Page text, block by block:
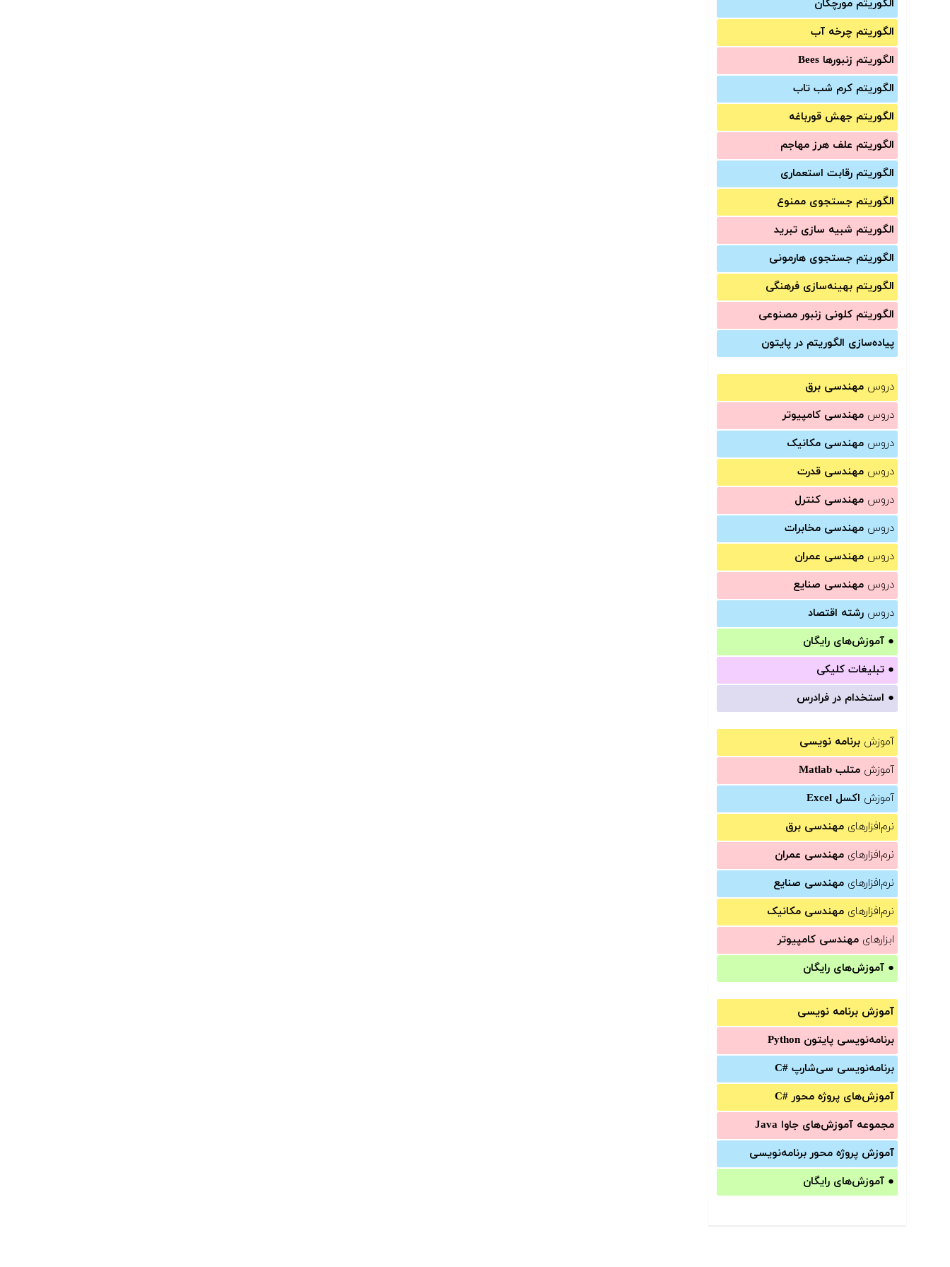
الگوریتم مورچگان
الگوریتم چرخه آب
الگوریتم زنبورها Bees
الگوریتم کرم شب تاب
الگوریتم جهش قورباغه
الگوریتم علف هرز مهاجم
الگوریتم رقابت استعماری
الگوریتم جستجوی ممنوع
الگوریتم شبیه سازی تبرید
الگوریتم جستجوی هارمونی
الگوریتم بهینه‌سازی فرهنگی
الگوریتم کلونی زنبور مصنوعی
پیاده‌سازی الگوریتم در پایتون
دروس مهندسی برق
دروس مهندسی کامپیوتر
دروس مهندسی مکانیک
دروس مهندسی قدرت
دروس مهندسی کنترل
دروس مهندسی مخابرات
دروس مهندسی عمران
دروس مهندسی صنایع
دروس رشته اقتصاد
● آموزش‌های رایگان
● تبلیغات کلیکی
● استخدام در فرادرس
آموزش برنامه نویسی
آموزش متلب Matlab
آموزش اکسل Excel
نرم‌افزارهای مهندسی برق
نرم‌افزارهای مهندسی عمران
نرم‌افزارهای مهندسی صنایع
نرم‌افزارهای مهندسی مکانیک
ابزارهای مهندسی کامپیوتر
● آموزش‌های رایگان
آموزش برنامه نویسی
برنامه‌نویسی پایتون Python
برنامه‌‌نویسی سی‌شارپ C#‎
آموزش‌های پروژه محور #C
مجموعه آموزش‌های جاوا Java
آموزش‌ پروژه محور برنامه‌نویسی
● آموزش‌های رایگان